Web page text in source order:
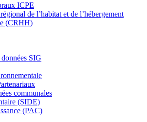
ICPE
de l’habitat et de l’hébergement
(CRHH)
SIG
communales
(SIDE)
(PAC)